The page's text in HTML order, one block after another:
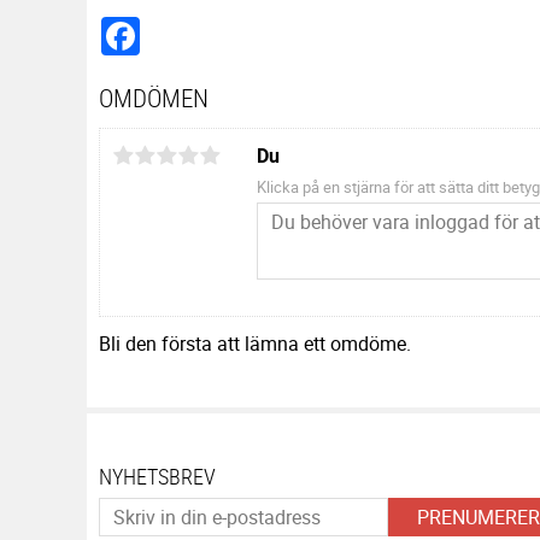
OMDÖMEN
Du
Klicka på en stjärna för att sätta ditt betyg
Bli den första att lämna ett omdöme.
NYHETSBREV